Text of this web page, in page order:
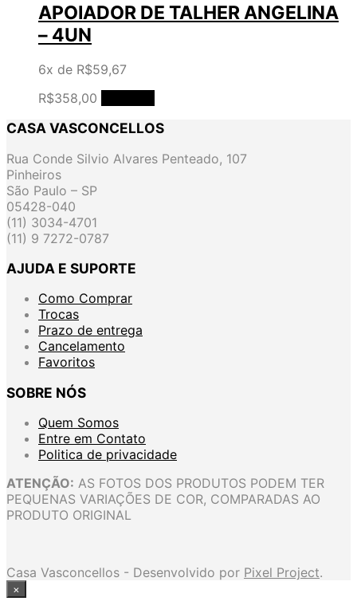
APOIADOR DE TALHER ANGELINA
– 4UN
6x de R$59,67
R$358,00
CASA VASCONCELLOS
Rua Conde Silvio Alvares Penteado, 107
Pinheiros
São Paulo – SP
05428-040
(11) 3034-4701
(11) 9 7272-0787
AJUDA E SUPORTE
Como Comprar
Trocas
Prazo de entrega
Cancelamento
Favoritos
SOBRE NÓS
Quem Somos
Entre em Contato
Politica de privacidade
ATENÇÃO: AS FOTOS DOS PRODUTOS PODEM TER
PEQUENAS VARIAÇÕES DE COR, COMPARADAS AO
PRODUTO ORIGINAL
Casa Vasconcellos - Desenvolvido por Pixel Project.
×